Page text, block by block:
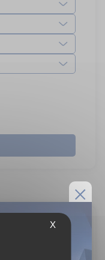
: évaluer et
d'audit et de
X